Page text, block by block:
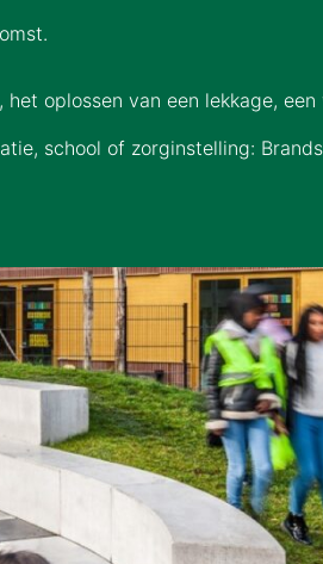
oplossen van een lekkage,
school of zorginstelling: